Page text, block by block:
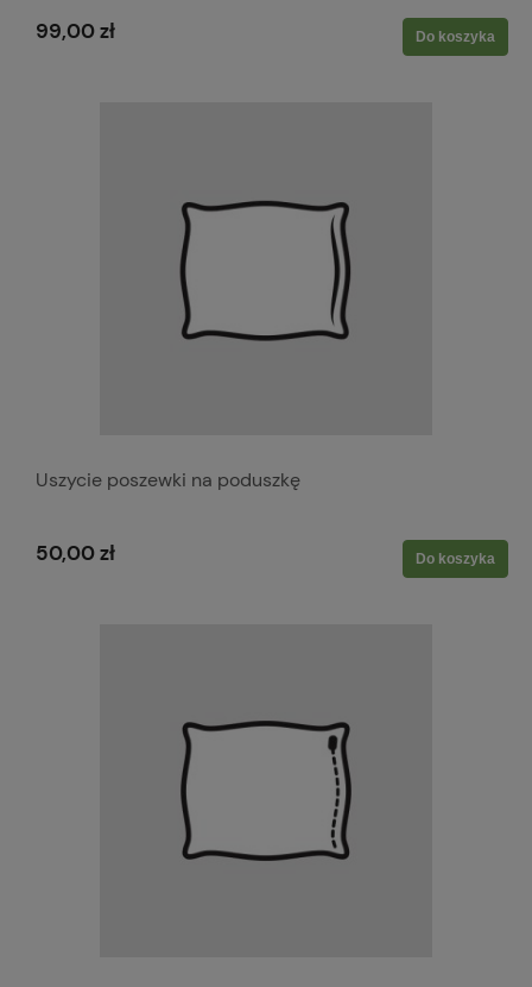
99,00 zł Do koszyka
Uszycie poszewki na poduszkę
50,00 zł Do koszyka